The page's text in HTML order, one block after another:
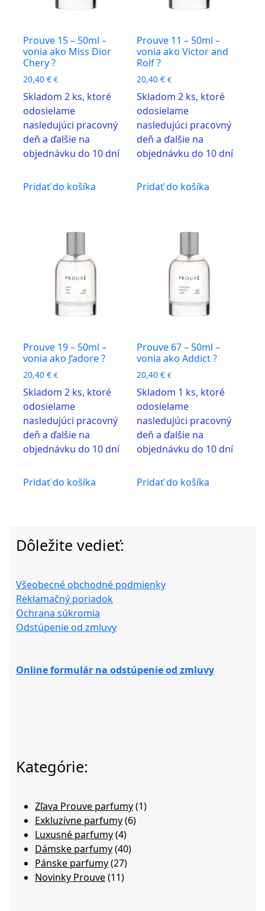
Prouve 15 – 50ml –
vonia ako Miss Dior
Chery ?
20,40 € €
Skladom 2 ks, ktoré
odosielame
nasledujúci pracovný
deň a ďalšie na
objednávku do 10 dní
Pridať do košíka
Prouve 11 – 50ml –
vonia ako Victor and
Rolf ?
20,40€ €
Skladom 2 ks, ktoré
odosielame
nasledujúci pracovný
deň a ďalšie na
objednávku do 10 dní
Pridať do košíka
Prouve 19 – 50ml –
vonia ako J’adore ?
20,40 € €
Skladom 2 ks, ktoré
odosielame
nasledujúci pracovný
deň a ďalšie na
objednávku do 10 dní
Pridať do košíka
Prouve 67 – 50ml –
vonia ako Addict ?
20,40€ €
Skladom 1 ks, ktoré
odosielame
nasledujúci pracovný
deň a ďalšie na
objednávku do 10 dní
Pridať do košíka
Dôležite vedieť:
Všeobecné obchodné podmienky
Reklamačný poriadok
Ochrana súkromia
Odstúpenie od zmluvy
Online formulár na odstúpenie od zmluvy
Kategórie:
Zľava Prouve parfumy 11
Exkluzívne parfumy 66
Luxusné parfumy 44
produkty
Dámske parfumy 4040
Pánske parfumy 2727
produktov
Novinky Prouve 1111